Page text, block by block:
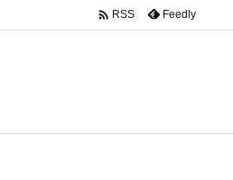
 RSS Feedly